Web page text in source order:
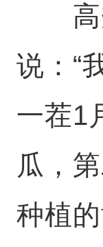
高
说：“
一茬1
瓜，
种植